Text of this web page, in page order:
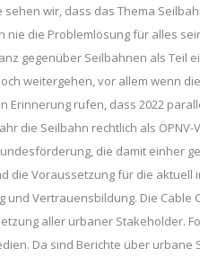
sehen wir, dass das Thema
nie die Problemlösung für alles
gegenüber Seilbahnen als Teil
weitergehen, vor allem wenn
Erinnerung rufen, dass 2022
die Seilbahn rechtlich als
die damit einher
die Voraussetzung für die
und Vertrauensbildung. Die
aller urbaner Stakeholder.
Da sind Berichte über